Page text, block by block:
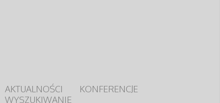
AKTUALNOŚCI
KONFERENCJE
WYSZUKIWANIE